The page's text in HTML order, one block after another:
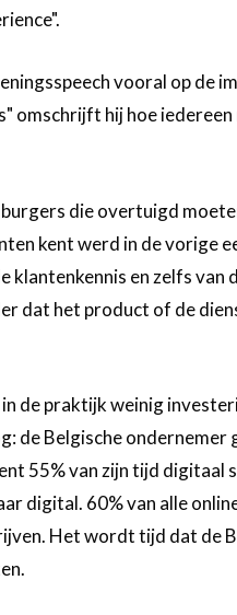
vooral op de
hij hoe iedereen
die overtuigd
kent werd in de vorige
klantenkennis en zelfs van
dat het product of de
de praktijk weinig
de Belgische ondernemer
55% van zijn tijd digitaal
digital. 60% van alle
Het wordt tijd dat de